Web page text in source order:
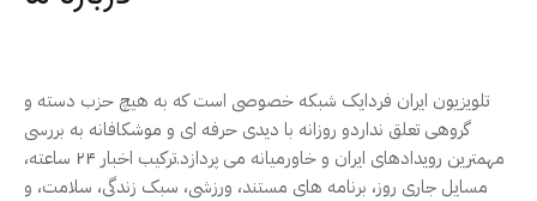
تلویزیون ایران فردایک شبکه خصوصی است که به هیچ حزب دسته و
گروهی تعلق نداردو روزانه با دیدی حرفه ای و موشکافانه به بررسی
مهمترین رویدادهای ایران و خاورمیانه می پردازد.ترکیب اخبار ۲۴ ساعته،
مسایل جاری روز، برنامه های مستند، ورزشی، سبک زندگی، سلامت، و